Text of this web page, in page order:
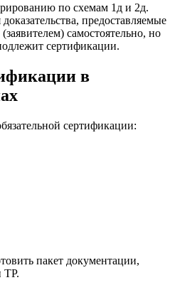
по схемам 1д и 2д.
предоставляемые
самостоятельно, но
сертификации.
в
сертификации:
пакет документации,
ТР.